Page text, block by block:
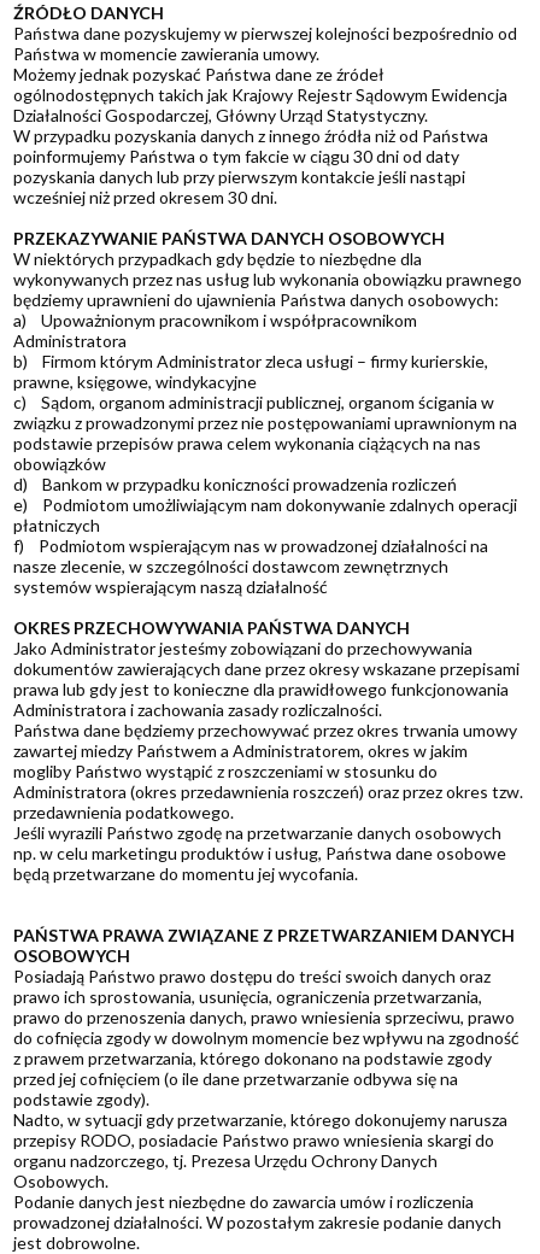
ŹRÓDŁO DANYCH
Państwa dane pozyskujemy w pierwszej kolejności bezpośrednio od
Państwa w momencie zawierania umowy.
Możemy jednak pozyskać Państwa dane ze źródeł
ogólnodostępnych takich jak Krajowy Rejestr Sądowym Ewidencja
Działalności Gospodarczej, Główny Urząd Statystyczny.
W przypadku pozyskania danych z innego źródła niż od Państwa
poinformujemy Państwa o tym fakcie w ciągu 30 dni od daty
pozyskania danych lub przy pierwszym kontakcie jeśli nastąpi
wcześniej niż przed okresem 30 dni.
PRZEKAZYWANIE PAŃSTWA DANYCH OSOBOWYCH
W niektórych przypadkach gdy będzie to niezbędne dla
wykonywanych przez nas usług lub wykonania obowiązku prawnego
będziemy uprawnieni do ujawnienia Państwa danych osobowych:
a) Upoważnionym pracownikom i współpracownikom
Administratora
b) Firmom którym Administrator zleca usługi – firmy kurierskie,
prawne, księgowe, windykacyjne
c) Sądom, organom administracji publicznej, organom ścigania w
związku z prowadzonymi przez nie postępowaniami uprawnionym na
podstawie przepisów prawa celem wykonania ciążących na nas
obowiązków
d) Bankom w przypadku koniczności prowadzenia rozliczeń
e) Podmiotom umożliwiającym nam dokonywanie zdalnych operacji
płatniczych
f) Podmiotom wspierającym nas w prowadzonej działalności na
nasze zlecenie, w szczególności dostawcom zewnętrznych
systemów wspierającym naszą działalność
OKRES PRZECHOWYWANIA PAŃSTWA DANYCH
Jako Administrator jesteśmy zobowiązani do przechowywania
dokumentów zawierających dane przez okresy wskazane przepisami
prawa lub gdy jest to konieczne dla prawidłowego funkcjonowania
Administratora i zachowania zasady rozliczalności.
Państwa dane będziemy przechowywać przez okres trwania umowy
zawartej miedzy Państwem a Administratorem, okres w jakim
mogliby Państwo wystąpić z roszczeniami w stosunku do
Administratora (okres przedawnienia roszczeń) oraz przez okres tzw.
przedawnienia podatkowego.
Jeśli wyrazili Państwo zgodę na przetwarzanie danych osobowych
np. w celu marketingu produktów i usług, Państwa dane osobowe
będą przetwarzane do momentu jej wycofania.
PAŃSTWA PRAWA ZWIĄZANE Z PRZETWARZANIEM DANYCH
OSOBOWYCH
Posiadają Państwo prawo dostępu do treści swoich danych oraz
prawo ich sprostowania, usunięcia, ograniczenia przetwarzania,
prawo do przenoszenia danych, prawo wniesienia sprzeciwu, prawo
do cofnięcia zgody w dowolnym momencie bez wpływu na zgodność
z prawem przetwarzania, którego dokonano na podstawie zgody
przed jej cofnięciem (o ile dane przetwarzanie odbywa się na
podstawie zgody).
Nadto, w sytuacji gdy przetwarzanie, którego dokonujemy narusza
przepisy RODO, posiadacie Państwo prawo wniesienia skargi do
organu nadzorczego, tj. Prezesa Urzędu Ochrony Danych
Osobowych.
Podanie danych jest niezbędne do zawarcia umów i rozliczenia
prowadzonej działalności. W pozostałym zakresie podanie danych
jest dobrowolne.